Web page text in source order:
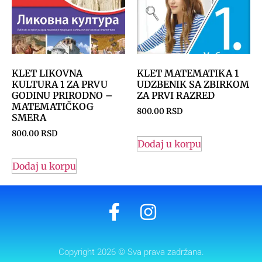
KLET LIKOVNA
KULTURA 1 ZA PRVU
GODINU PRIRODNO –
MATEMATIČKOG
SMERA
800.00RSD
Dodaj u korpu
KLET MATEMATIKA 1
UDZBENIK SA ZBIRKOM
ZA PRVI RAZRED
800.00RSD
Dodaj u korpu
Copyright 2026 © Sva prava zadržana.